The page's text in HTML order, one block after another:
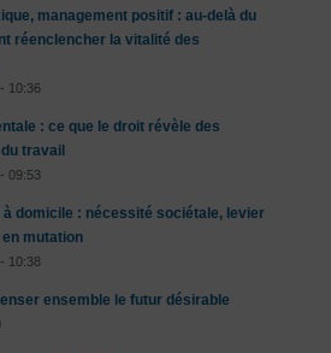
management positif : au-delà du
réenclencher la vitalité des
10:36
: ce que le droit révèle des
travail
09:53
à domicile : nécessité sociétale, levier
en mutation
10:38
ensemble le futur désirable